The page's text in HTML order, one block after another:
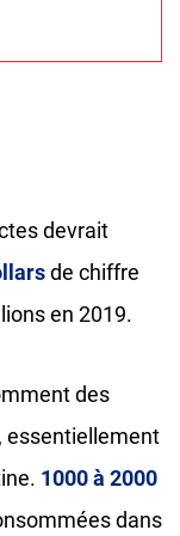
devrait
de chiffre
en 2019.
des
essentiellement
1000 à 2000
dans